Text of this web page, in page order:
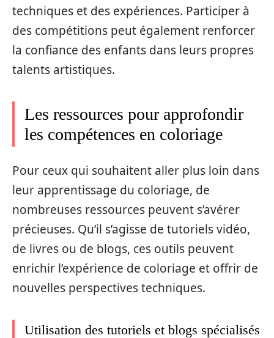
techniques et des expériences. Participer à
des compétitions peut également renforcer
la confiance des enfants dans leurs propres
talents artistiques.
Les ressources pour approfondir
les compétences en coloriage
Pour ceux qui souhaitent aller plus loin dans
leur apprentissage du coloriage, de
nombreuses ressources peuvent s’avérer
précieuses. Qu’il s’agisse de tutoriels vidéo,
de livres ou de blogs, ces outils peuvent
enrichir l’expérience de coloriage et offrir de
nouvelles perspectives techniques.
Utilisation des tutoriels et blogs spécialisés